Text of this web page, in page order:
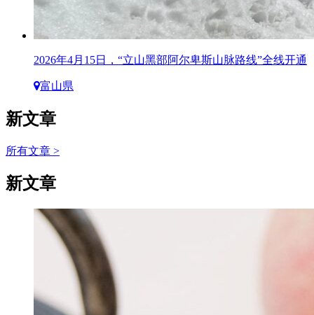
2026年4月15日，“立山黑部阿尔卑斯山脉路线”全线开通
富山県
新文章
所有文章 >
新文章